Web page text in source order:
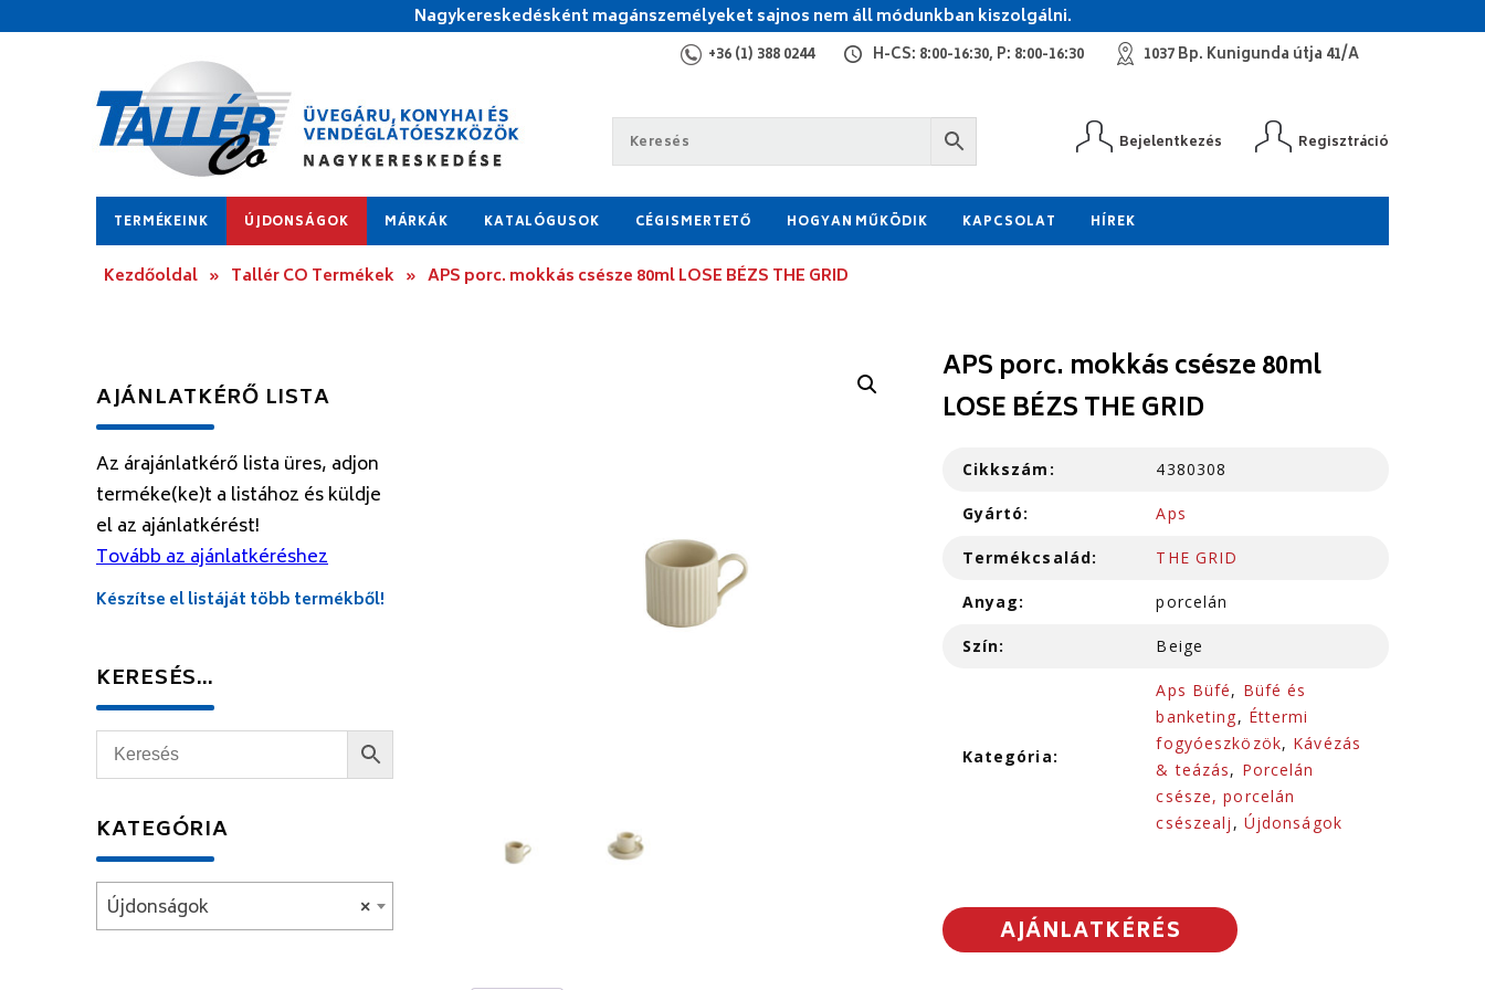
Nagykereskedésként magánszemélyeket sajnos nem áll módunkban kiszolgálni.
+36 (1) 388 0244 H-CS: 8:00-16:30, P: 8:00-16:30 1037 Bp. Kunigunda útja 41/A
Bejelentkezés Regisztráció
TERMÉKEINK ÚJDONSÁGOK MÁRKÁK KATALÓGUSOK CÉGISMERTETŐ HOGYAN MŰKÖDIK KAPCSOLAT HÍREK
Kezdőoldal » Tallér CO Termékek » APS porc. mokkás csésze 80ml LOSE BÉZS THE GRID
APS porc. mokkás csésze 80ml
LOSE BÉZS THE GRID
Cikkszám: 4380308
Gyártó: Aps
Termékcsalád: THE GRID
Anyag: porcelán
Szín: Beige
Kategória:
Aps Büfé, Büfé és
banketing, Éttermi
fogyóeszközök, Kávézás
& teázás, Porcelán
csésze, porcelán
csészealj , Újdonságok
AJÁNLATKÉRÉS
AJÁNLATKÉRŐ LISTA
Az árajánlatkérő lista üres, adjon
terméke(ke)t a listához és küldje
el az ajánlatkérést!
Tovább az ajánlatkéréshez
Készítse el listáját több termékből!
KERESÉS…
KATEGÓRIA
×
Újdonságok